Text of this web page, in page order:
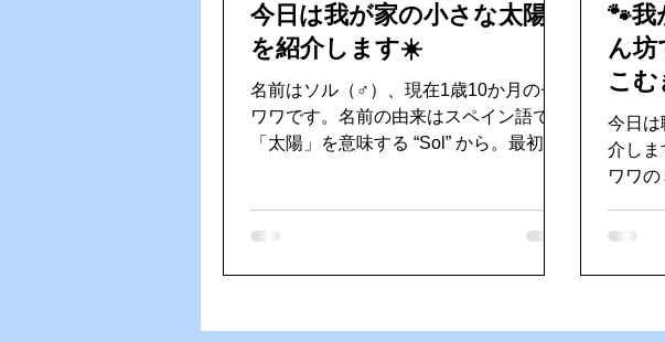
今日は我が家の小さな太陽
を紹介します☀️
名前はソル（♂）、現在1歳10か月のチ
ワワです。名前の由来はスペイン語で
「太陽」を意味する “Sol” から。最初に
🐾我
ん坊
こ
今日は
介します🐕 こむぎちゃ
ワワ
あって